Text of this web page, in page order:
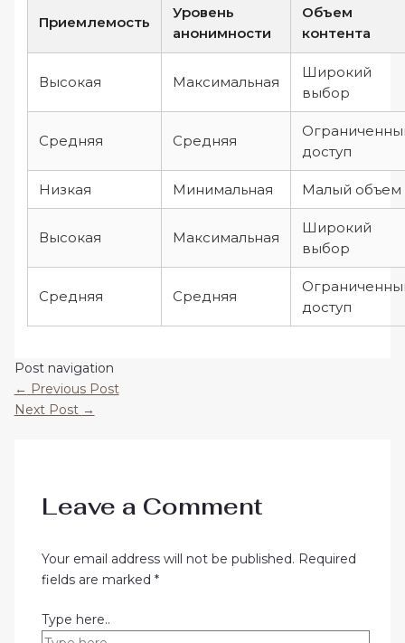
Приемлемость
Уровень
анонимности
Объем
контента
Высокая Максимальная
Широкий
выбор
Средняя Средняя
доступ
Низкая Минимальная Малый объем
Высокая Максимальная
Широкий
выбор
Средняя Средняя
доступ
Post navigation
← Previous Post
Next Post →
Leave a Comment
Your email address will not be published. Required
fields are marked *
Type here..